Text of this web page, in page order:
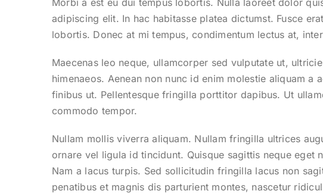
Morbi a est eu dui tempus lobortis. Nulla laoreet dolor
adipiscing elit. In hac habitasse platea dictumst. Fusce
lobortis. Donec at mi tempus, condimentum lectus at,
Maecenas leo neque, ullamcorper sed vulputate ut,
himenaeos. Aenean non nunc id enim molestie aliquam
finibus ut. Pellentesque fringilla porttitor dapibus. Ut
commodo tempor.
Nullam mollis viverra aliquam. Nullam fringilla ultrices
ornare vel ligula id tincidunt. Quisque sagittis neque eget
Nam a lacus turpis. Sed sollicitudin fringilla lacus non
penatibus et magnis dis parturient montes, nascetur